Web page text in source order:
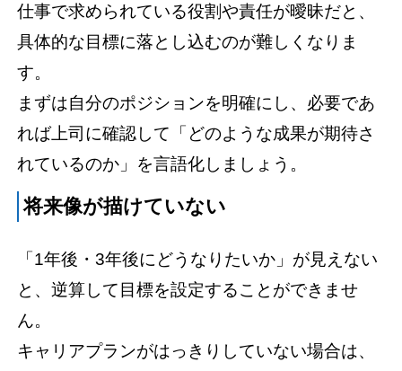
仕事で求められている役割や責任が曖昧だと、
具体的な目標に落とし込むのが難しくなりま
す。
まずは自分のポジションを明確にし、必要であ
れば上司に確認して「どのような成果が期待さ
れているのか」を言語化しましょう。
将来像が描けていない
「1年後・3年後にどうなりたいか」が見えない
と、逆算して目標を設定することができませ
ん。
キャリアプランがはっきりしていない場合は、